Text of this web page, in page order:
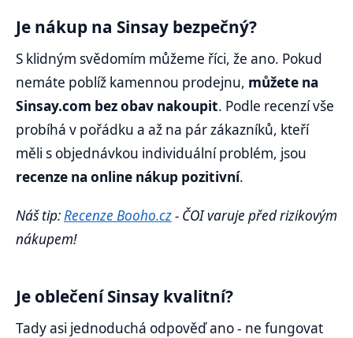
Je nákup na Sinsay bezpečný?
S klidným svědomím můžeme říci, že ano. Pokud
nemáte poblíž kamennou prodejnu, můžete na
Sinsay.com bez obav nakoupit. Podle recenzí vše
probíhá v pořádku a až na pár zákazníků, kteří
měli s objednávkou individuální problém, jsou
recenze na online nákup pozitivní.
Náš tip:Recenze Booho.cz- ČOI varuje před rizikovým
nákupem!
Je oblečení Sinsay kvalitní?
Tady asi jednoduchá odpověď ano - ne fungovat